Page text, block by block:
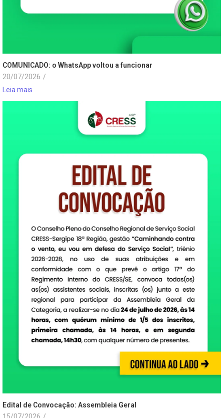
COMUNICADO: o WhatsApp voltou a funcionar
20/07/2026 /
Leia mais
Edital de Convocação: Assembleia Geral
15/07/2026 /